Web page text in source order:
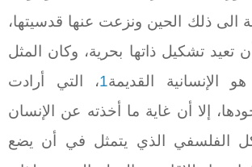
الى ذلك الحين ونزعت عنها قدسيتها،
تعيد تشكيل ذاتها بحرية، وكان المثل
هو الإنسانية القديمة1، التي أرادت
إلا أن غاية ما أخذته عن الإنسان
الفلسفي الذي يتمثل في أن يضع